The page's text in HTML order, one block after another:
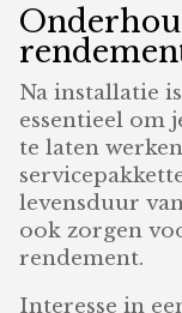
Na installatie
essentieel om
te laten
levensduur
ook zorgen
rendement.
Interesse in